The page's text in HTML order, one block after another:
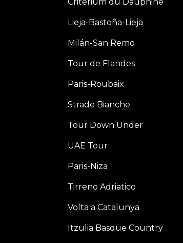
Lieja-Bastoña-Lieja
Milán-San Remo
Tour de Flandes
Paris-Roubaix
Strade Bianche
Tour Down Under
UAE Tour
Paris-Niza
Tirreno Adriatico
Volta a Catalunya
Itzulia Basque Country